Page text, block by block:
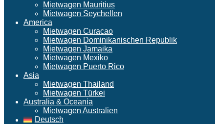
Mietwagen Mauritius
Mietwagen Seychellen
America
Mietwagen Curacao
Mietwagen Dominikanischen Republik
Mietwagen Jamaika
Mietwagen Mexiko
Mietwagen Puerto Rico
Asia
Mietwagen Thailand
Mietwagen Türkei
Australia & Oceania
Mietwagen Australien
Deutsch